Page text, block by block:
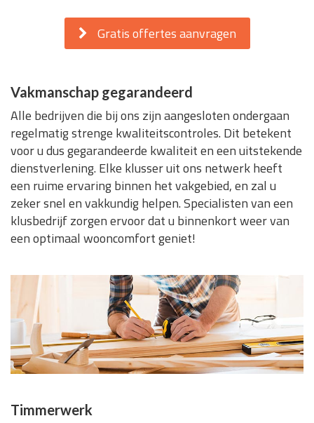
Gratis offertes aanvragen
Vakmanschap gegarandeerd
Alle bedrijven die bij ons zijn aangesloten ondergaan
regelmatig strenge kwaliteitscontroles. Dit betekent
voor u dus gegarandeerde kwaliteit en een uitstekende
dienstverlening. Elke klusser uit ons netwerk heeft
een ruime ervaring binnen het vakgebied, en zal u
zeker snel en vakkundig helpen. Specialisten van een
klusbedrijf zorgen ervoor dat u binnenkort weer van
een optimaal wooncomfort geniet!
Timmerwerk